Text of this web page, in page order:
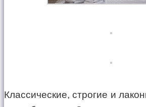
Классические, строгие и